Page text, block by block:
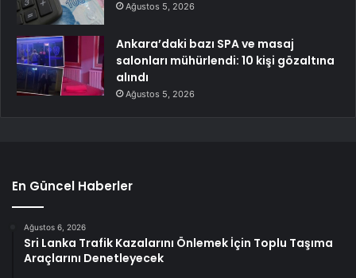
Ağustos 5, 2026
Ankara’daki bazı SPA ve masaj
salonları mühürlendi: 10 kişi gözaltına
alındı
Ağustos 5, 2026
En Güncel Haberler
Ağustos 6, 2026
Sri Lanka Trafik Kazalarını Önlemek İçin Toplu Taşıma
Araçlarını Denetleyecek